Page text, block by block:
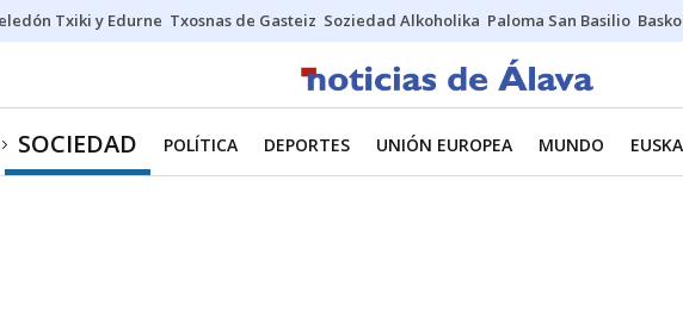
Txiki y Edurne Txosnas de Gasteiz Soziedad Alkoholika Paloma San Basilio
SOCIEDAD POLÍTICA DEPORTES UNIÓN EUROPEA MUNDO